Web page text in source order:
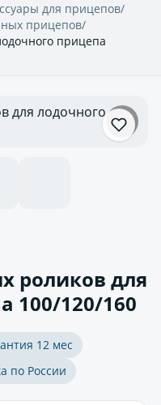
для прицепов/
прицепов/
прицепа
роликов для
100/120/160
12 мес
по России